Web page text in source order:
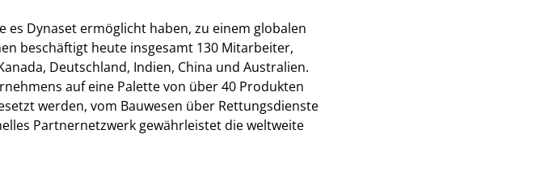
Dynaset ermöglicht haben, zu einem globalen
beschäftigt heute insgesamt 130 Mitarbeiter,
Deutschland, Indien, China und Australien.
auf eine Palette von über 40 Produkten
werden, vom Bauwesen über Rettungsdienste
Partnernetzwerk gewährleistet die weltweite